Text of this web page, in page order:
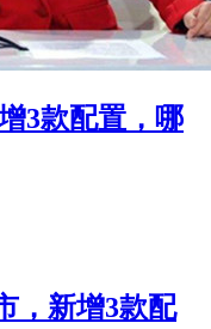
3款配置，哪
，新增3款配